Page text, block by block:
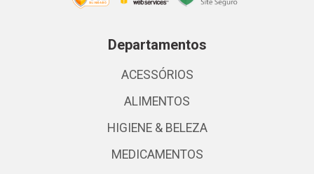
Departamentos
ACESSÓRIOS
ALIMENTOS
HIGIENE & BELEZA
MEDICAMENTOS